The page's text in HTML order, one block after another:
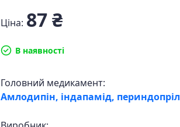
Ціна: 87 ₴
В наявності
Головний медикамент:
Амлодипін, індапамід, периндопріл